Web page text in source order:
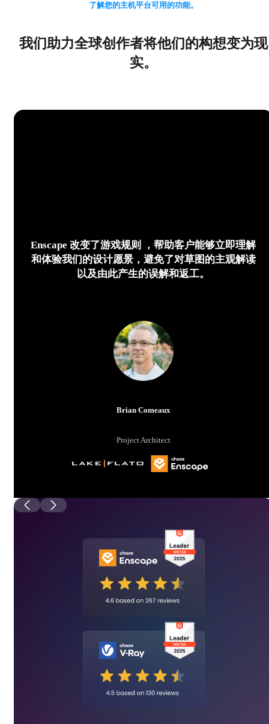
我们助力全球创作者将他们的构想变为现
实。
了解您的主机平台可用的功能。
Enscape 改变了游戏规则 ，帮助客户能够立即理解
和体验我们的设计愿景，避免了对草图的主观解读
以及由此产生的误解和返工。
Brian Comeaux
Project Architect